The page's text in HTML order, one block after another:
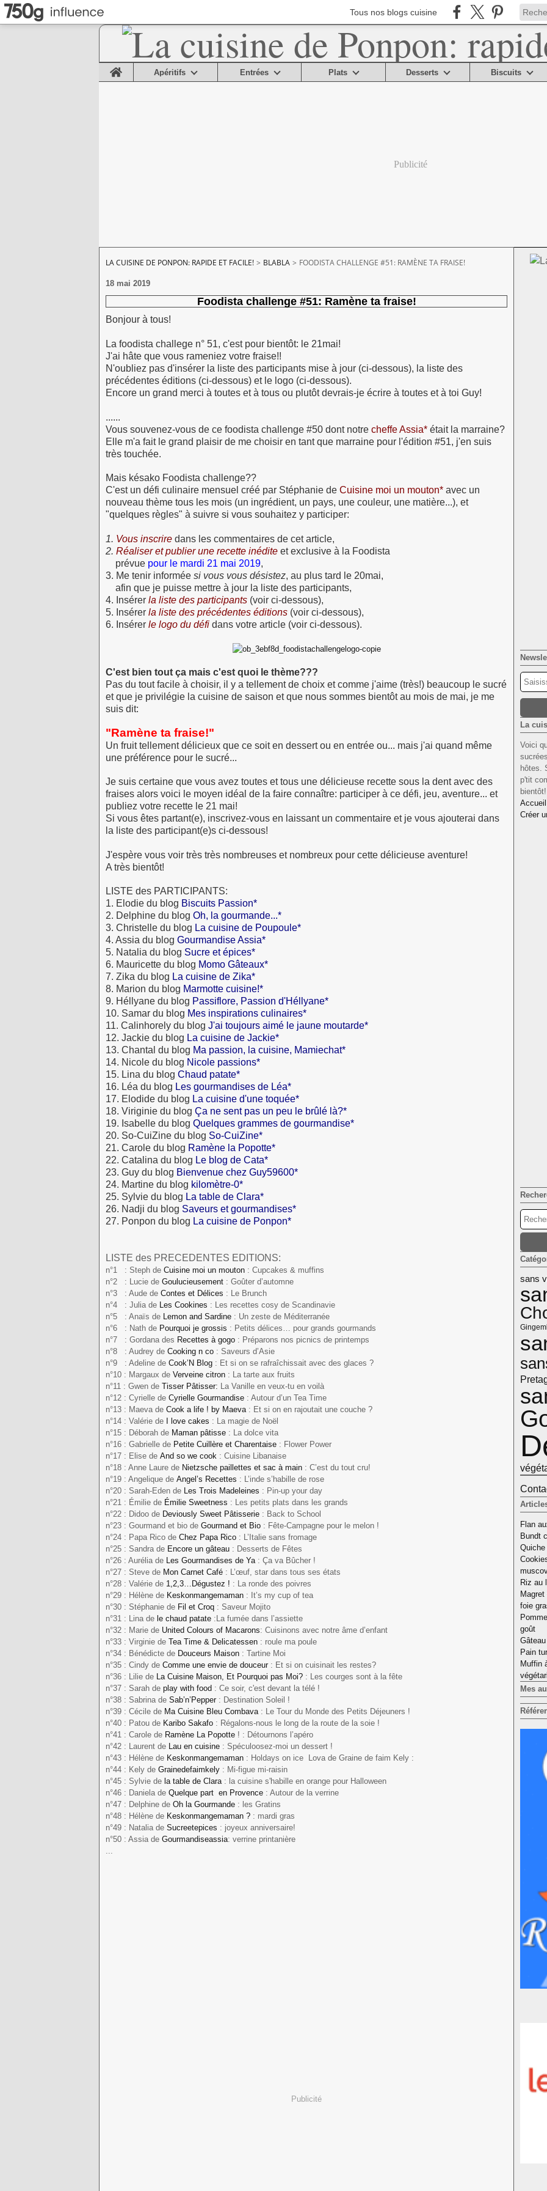
Tous nos blogs cuisine
Home
Apéritifs Entrées Plats Desserts Biscuits
Publicité
LA CUISINE DE PONPON: RAPIDE ET FACILE! > BLABLA > FOODISTA CHALLENGE #51: RAMÈNE TA FRAISE!
18 mai 2019
Foodista challenge #51: Ramène ta fraise!
Bonjour à tous!
La foodista challege n° 51, c'est pour bientôt: le 21mai!
J'ai hâte que vous rameniez votre fraise!!
N'oubliez pas d'insérer la liste des participants mise à jour (ci-dessous), la liste des
précédentes éditions (ci-dessous) et le logo (ci-dessous).
Encore un grand merci à toutes et à tous ou plutôt devrais-je écrire à toutes et à toi Guy!
......
Vous souvenez-vous de ce foodista challenge #50 dont notre cheffe Assia* était la marraine?
Elle m'a fait le grand plaisir de me choisir en tant que marraine pour l'édition #51, j'en suis
très touchée.
Mais késako Foodista challenge??
C'est un défi culinaire mensuel créé par Stéphanie de Cuisine moi un mouton* avec un
nouveau thème tous les mois (un ingrédient, un pays, une couleur, une matière...), et
"quelques règles" à suivre si vous souhaitez y participer:
1. Vous inscrire dans les commentaires de cet article,
2. Réaliser et publier une recette inédite et exclusive à la Foodista
prévue pour le mardi 21 mai 2019,
3. Me tenir informée si vous vous désistez, au plus tard le 20mai,
afin que je puisse mettre à jour la liste des participants,
4. Insérer la liste des participants (voir ci-dessous),
5. Insérer la liste des précédentes éditions (voir ci-dessous),
6. Insérer le logo du défi dans votre article (voir ci-dessous).
C'est bien tout ça mais c'est quoi le thème???
Pas du tout facile à choisir, il y a tellement de choix et comme j'aime (très!) beaucoup le sucré
et que je privilégie la cuisine de saison et que nous sommes bientôt au mois de mai, je me
suis dit:
"Ramène ta fraise!"
Un fruit tellement délicieux que ce soit en dessert ou en entrée ou... mais j'ai quand même
une préférence pour le sucré...
Je suis certaine que vous avez toutes et tous une délicieuse recette sous la dent avec des
fraises alors voici le moyen idéal de la faire connaître: participer à ce défi, jeu, aventure... et
publiez votre recette le 21 mai!
Si vous êtes partant(e), inscrivez-vous en laissant un commentaire et je vous ajouterai dans
la liste des participant(e)s ci-dessous!
J'espère vous voir très très nombreuses et nombreux pour cette délicieuse aventure!
A très bientôt!
LISTE des PARTICIPANTS:
1. Elodie du blog Biscuits Passion*
2. Delphine du blog Oh, la gourmande...*
3. Christelle du blog La cuisine de Poupoule*
4. Assia du blog Gourmandise Assia*
5. Natalia du blog Sucre et épices*
6. Mauricette du blog Momo Gâteaux*
7. Zika du blog La cuisine de Zika*
8. Marion du blog Marmotte cuisine!*
9. Héllyane du blog Passiflore, Passion d'Héllyane*
10. Samar du blog Mes inspirations culinaires*
11. Calinhorely du blog J'ai toujours aimé le jaune moutarde*
12. Jackie du blog La cuisine de Jackie*
13. Chantal du blog Ma passion, la cuisine, Mamiechat*
14. Nicole du blog Nicole passions*
15. Lina du blog Chaud patate*
16. Léa du blog Les gourmandises de Léa*
17. Elodide du blog La cuisine d'une toquée*
18. Viriginie du blog Ça ne sent pas un peu le brûlé là?*
19. Isabelle du blog Quelques grammes de gourmandise*
20. So-CuiZine du blog So-CuiZine*
21. Carole du blog Ramène la Popotte*
22. Catalina du blog Le blog de Cata*
23. Guy du blog Bienvenue chez Guy59600*
24. Martine du blog kilomètre-0*
25. Sylvie du blog La table de Clara*
26. Nadji du blog Saveurs et gourmandises*
27. Ponpon du blog La cuisine de Ponpon*
LISTE des PRECEDENTES EDITIONS:
n°1 : Steph de Cuisine moi un mouton : Cupcakes & muffins
n°2 : Lucie de Goulucieusement : Goûter d’automne
n°3 : Aude de Contes et Délices : Le Brunch
n°4 : Julia de Les Cookines : Les recettes cosy de Scandinavie
n°5 : Anaïs de Lemon and Sardine : Un zeste de Méditerranée
n°6 : Nath de Pourquoi je grossis : Petits délices… pour grands gourmands
n°7 : Gordana des Recettes à gogo : Préparons nos picnics de printemps
n°8 : Audrey de Cooking n co : Saveurs d’Asie
n°9 : Adeline de Cook’N Blog : Et si on se rafraîchissait avec des glaces ?
n°10 : Margaux de Verveine citron : La tarte aux fruits
n°11 : Gwen de Tisser Pâtisser: La Vanille en veux-tu en voilà
n°12 : Cyrielle de Cyrielle Gourmandise : Autour d’un Tea Time
n°13 : Maeva de Cook a life ! by Maeva : Et si on en rajoutait une couche ?
n°14 : Valérie de
I love cakes : La magie de Noël
n°15 : Déborah de Maman pâtisse : La dolce vita
n°16 : Gabrielle de Petite Cuillère et Charentaise : Flower Power
n°17 : Elise de And so we cook : Cuisine Libanaise
n°18 : Anne Laure de Nietzsche paillettes et sac à main : C’est du tout cru!
n°19 : Angelique de Angel’s Recettes : L’inde s’habille de rose
n°20 : Sarah-Eden de Les Trois Madeleines : Pin-up your day
n°21 : Émilie de Émilie Sweetness : Les petits plats dans les grands
n°22 : Didoo de Deviously Sweet Pâtisserie : Back to School
n°23 : Gourmand et bio de Gourmand et Bio : Fête-Campagne pour le melon !
n°24 : Papa Rico de Chez Papa Rico : L’Italie sans fromage
n°25 : Sandra de Encore un gâteau : Desserts de Fêtes
n°26 : Aurélia de Les Gourmandises de Ya: Ça va Bûcher !
n°27 : Steve de Mon Carnet Café : L’œuf, star dans tous ses états
n°28 : Valérie de 1,2,3…Dégustez ! : La ronde des poivres
n°29 : Hélène de Keskonmangemaman : It’s my cup of tea
n°30 : Stéphanie de Fil et Croq : Saveur Mojito
n°31 : Lina de le chaud patate :La fumée dans l’assiette
n°32 : Marie de United Colours of Macarons: Cuisinons avec notre âme d’enfant
n°33 : Virginie de Tea Time & Delicatessen : roule ma poule
n°34 : Bénédicte de Douceurs Maison : Tartine Moi
n°35 : Cindy de Comme une envie de douceur: Et si on cuisinait les restes?
n°36 : Lilie de La Cuisine Maison, Et Pourquoi pas Moi? : Les courges sont à la fête
n°37 : Sarah de play with food : Ce soir, c'est devant la télé !
n°38 : Sabrina de Sab’n’Pepper: Destination Soleil !
n°39 : Cécile de Ma Cuisine Bleu Combava: Le Tour du Monde des Petits Déjeuners !
n°40 : Patou de Karibo Sakafo : Régalons-nous le long de la route de la soie !
n°41 : Carole de Ramène La Popotte ! : Détournons l’apéro
n°42 : Laurent de Lau en cuisine : Spéculoosez-moi un dessert !
n°43 : Hélène de Keskonmangemaman : Holdays on ice Lova de Graine de faim Kely :
n°44 : Kely de Grainedefaimkely : Mi-figue mi-raisin
n°45 : Sylvie de la table de Clara: la cuisine s'habille en orange pour Halloween
n°46 : Daniela de Quelque part en Provence : Autour de la verrine
n°47 : Delphine de Oh la Gourmande : les Gratins
n°48 : Hélène de Keskonmangemaman ? : mardi gras
n°49 : Natalia de Sucreetepices : joyeux anniversaire!
n°50 : Assia de Gourmandiseassia: verrine printanière
...
Publicité
La
Voici
hôtes.
p'tit
Créer
sans
Flan
Bundt
Riz au
foie
goût
Pain
Muffin
Mes